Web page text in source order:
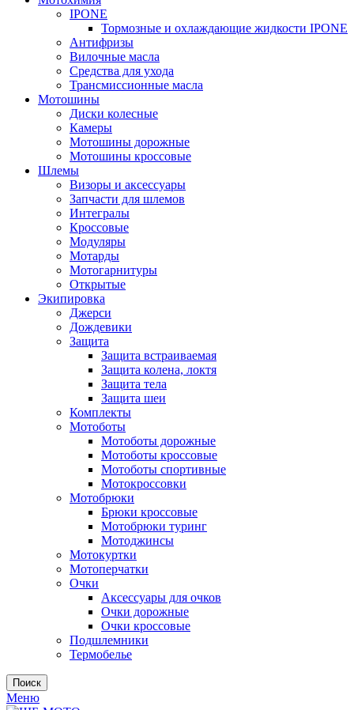
IPONE
Тормозные и охлаждающие жидкости IPONE
Антифризы
Вилочные масла
Средства для ухода
Трансмиссионные масла
Мотошины
Диски колесные
Камеры
Мотошины дорожные
Мотошины кроссовые
Шлемы
Визоры и аксессуары
Запчасти для шлемов
Интегралы
Кроссовые
Модуляры
Мотарды
Мотогарнитуры
Открытые
Экипировка
Джерси
Дождевики
Защита
Защита встраиваемая
Защита колена, локтя
Защита тела
Защита шеи
Комплекты
Мотоботы
Мотоботы дорожные
Мотоботы кроссовые
Мотоботы спортивные
Мотокроссовки
Мотобрюки
Брюки кроссовые
Мотобрюки туринг
Мотоджинсы
Мотокуртки
Мотоперчатки
Очки
Аксессуары для очков
Очки дорожные
Очки кроссовые
Подшлемники
Термобелье
Поиск
Меню